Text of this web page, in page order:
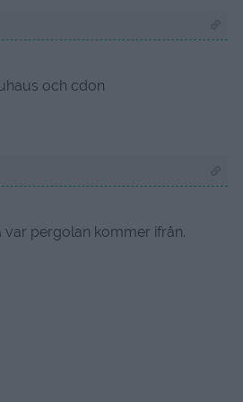
och cdon
var pergolan kommer ifrån.